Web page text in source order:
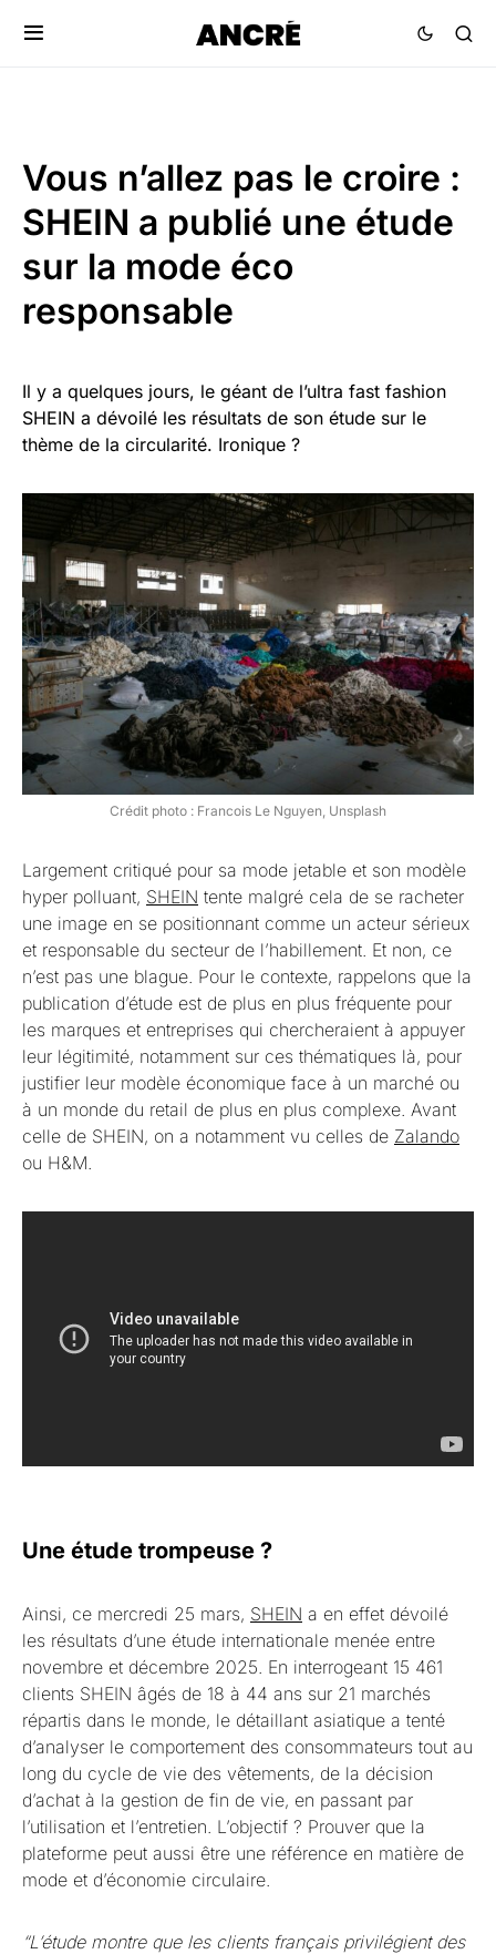
Vous n’allez pas le croire :
SHEIN a publié une étude
sur la mode éco
responsable
Il y a quelques jours, le géant de l’ultra fast fashion
SHEIN a dévoilé les résultats de son étude sur le
thème de la circularité. Ironique ?
Crédit photo : Francois Le Nguyen, Unsplash
Largement critiqué pour sa mode jetable et son modèle
hyper polluant, SHEIN tente malgré cela de se racheter
une image en se positionnant comme un acteur sérieux
et responsable du secteur de l’habillement. Et non, ce
n’est pas une blague. Pour le contexte, rappelons que la
publication d’étude est de plus en plus fréquente pour
les marques et entreprises qui chercheraient à appuyer
leur légitimité, notamment sur ces thématiques là, pour
justifier leur modèle économique face à un marché ou
à un monde du retail de plus en plus complexe. Avant
celle de SHEIN, on a notamment vu celles de Zalando
ou H&M.
Une étude trompeuse ?
Ainsi, ce mercredi 25 mars, SHEIN a en effet dévoilé
les résultats d’une étude internationale menée entre
novembre et décembre 2025. En interrogeant 15 461
clients SHEIN âgés de 18 à 44 ans sur 21 marchés
répartis dans le monde, le détaillant asiatique a tenté
d’analyser le comportement des consommateurs tout au
long du cycle de vie des vêtements, de la décision
d’achat à la gestion de fin de vie, en passant par
l’utilisation et l’entretien. L’objectif ? Prouver que la
plateforme peut aussi être une référence en matière de
mode et d’économie circulaire.
“L’étude montre que les clients français privilégient des